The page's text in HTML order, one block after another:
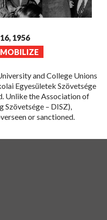
1956
and College Unions
Egyesületek Szövetsége
Unlike the Association of
– DISZ),
or sanctioned.